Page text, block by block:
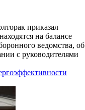
приказал
на балансе
ведомства, об
с руководителями